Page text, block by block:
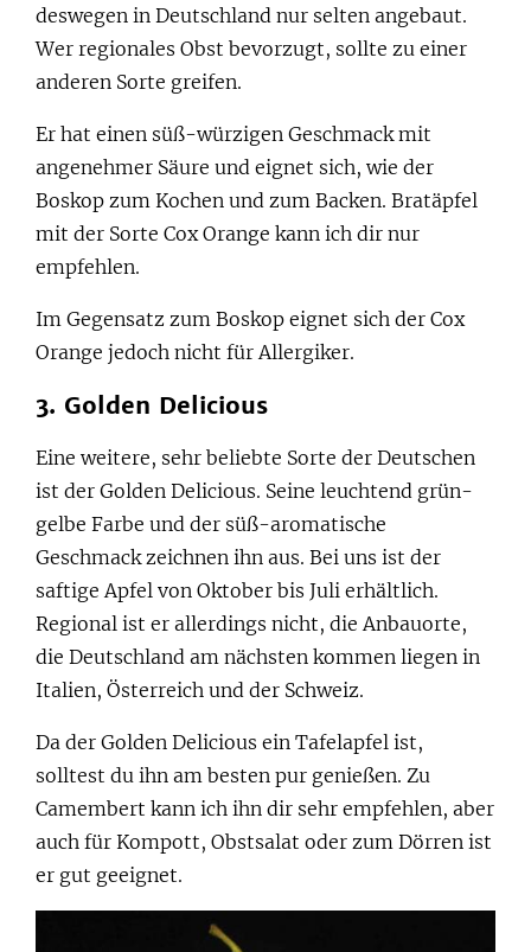
deswegen in Deutschland nur selten angebaut.
Wer regionales Obst bevorzugt, sollte zu einer
anderen Sorte greifen.
Er hat einen süß-würzigen Geschmack mit
angenehmer Säure und eignet sich, wie der
Boskop zum Kochen und zum Backen. Bratäpfel
mit der Sorte Cox Orange kann ich dir nur
empfehlen.
Im Gegensatz zum Boskop eignet sich der Cox
Orange jedoch nicht für Allergiker.
3. Golden Delicious
Eine weitere, sehr beliebte Sorte der Deutschen
ist der Golden Delicious. Seine leuchtend grün-
gelbe Farbe und der süß-aromatische
Geschmack zeichnen ihn aus. Bei uns ist der
saftige Apfel von Oktober bis Juli erhältlich.
Regional ist er allerdings nicht, die Anbauorte,
die Deutschland am nächsten kommen liegen in
Italien, Österreich und der Schweiz.
Da der Golden Delicious ein Tafelapfel ist,
solltest du ihn am besten pur genießen. Zu
Camembert kann ich ihn dir sehr empfehlen, aber
auch für Kompott, Obstsalat oder zum Dörren ist
er gut geeignet.